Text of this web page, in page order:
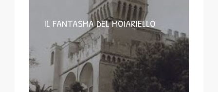
IL FANTASMA DEL MOIARIELLO